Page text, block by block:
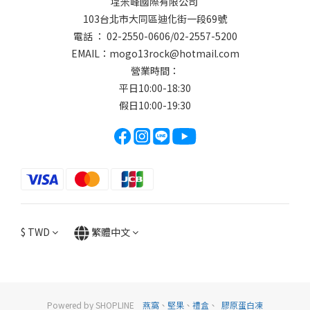
103台北市大同區迪化街一段69號
電話 ： 02-2550-0606/02-2557-5200
EMAIL： mogo13rock@hotmail.com
營業時間：
平日10:00-18:30
假日10:00-19:30
$ TWD 繁體中文
Powered by SHOPLINE 燕窩 、 堅果 、 禮盒 、 膠原蛋白凍